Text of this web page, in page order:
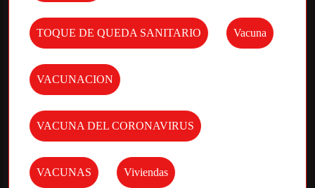
TOQUE DE QUEDA SANITARIO Vacuna
VACUNACION
VACUNA DEL CORONAVIRUS
VACUNAS Viviendas